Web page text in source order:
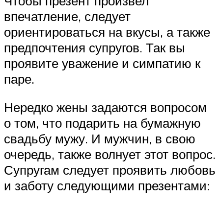
впечатление, следует
ориентироваться на вкусы, а также
предпочтения супругов. Так вы
проявите уважение и симпатию к
паре.
Нередко жены задаются вопросом
о том, что подарить на бумажную
свадьбу мужу. И мужчин, в свою
очередь, также волнует этот вопрос.
Супругам следует проявить любовь
и заботу­ следующими презентами: